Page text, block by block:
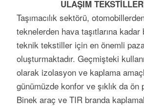
ULAŞIM
Taşımacılık sektörü,
teknelerden hava taşıtlarına
teknik tekstiller için en önemli
oluşturmaktadır. Geçmişteki
olarak izolasyon ve kaplama
günümüzde konfor ve şıklık da ön
Binek araç ve TIR branda